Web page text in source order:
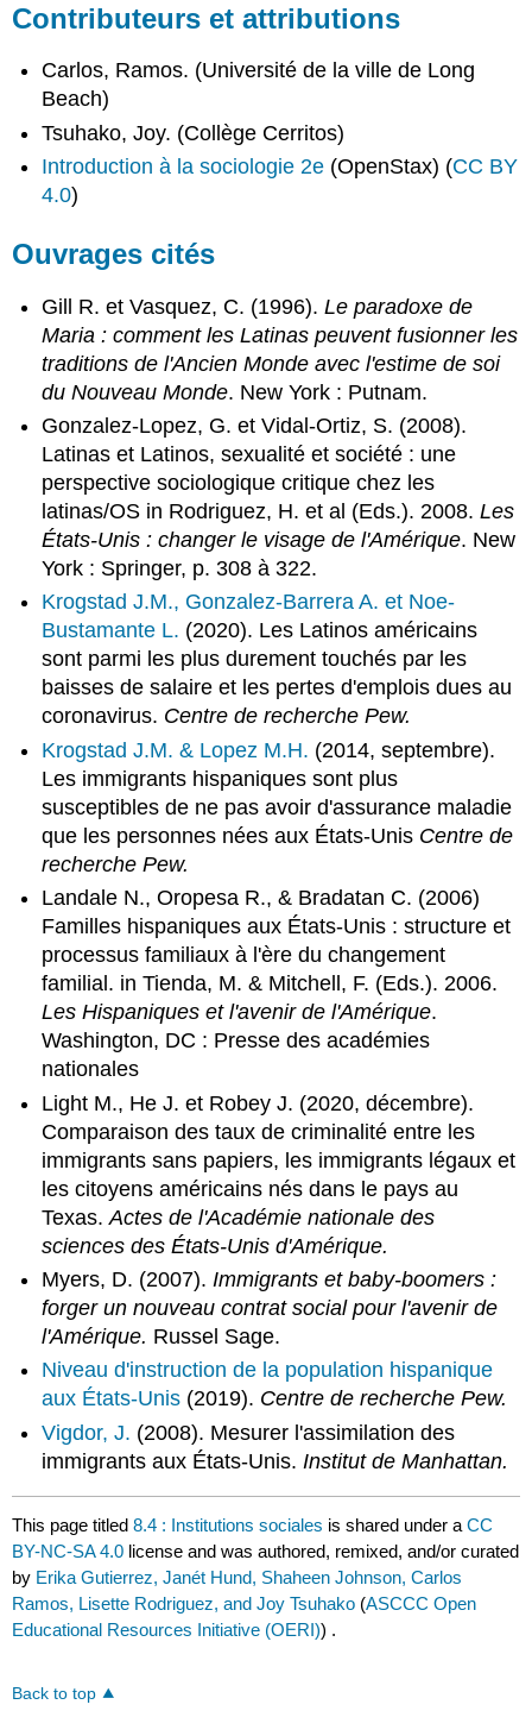
Contributeurs et attributions
Carlos, Ramos. (Université de la ville de Long
Beach)
Tsuhako, Joy. (Collège Cerritos)
Introduction à la sociologie 2e (OpenStax) (CC BY
4.0)
Ouvrages cités
Gill R. et Vasquez, C. (1996).Le paradoxe de
Maria : comment les Latinas peuvent fusionner les
traditions de l'Ancien Monde avec l'estime de soi
du Nouveau Monde. New York : Putnam.
Gonzalez-Lopez, G. et Vidal-Ortiz, S. (2008).
Latinas et Latinos, sexualité et société : une
perspective sociologique critique chez les
latinas/OS in Rodriguez, H. et al (Eds.). 2008.Les
États-Unis : changer le visage de l'Amérique. New
York : Springer, p. 308 à 322.
Krogstad J.M., Gonzalez-Barrera A. et Noe-
Bustamante L. (2020). Les Latinos américains
sont parmi les plus durement touchés par les
baisses de salaire et les pertes d'emplois dues au
coronavirus. Centre de recherche Pew.
Krogstad J.M. & Lopez M.H. (2014, septembre).
Les immigrants hispaniques sont plus
susceptibles de ne pas avoir d'assurance maladie
que les personnes nées aux États-Unis Centre de
recherche Pew.
Landale N., Oropesa R., & Bradatan C. (2006)
Familles hispaniques aux États-Unis : structure et
processus familiaux à l'ère du changement
familial. in Tienda, M. & Mitchell, F. (Eds.). 2006.
Les Hispaniques et l'avenir de l'Amérique.
Washington, DC : Presse des académies
nationales
Light M., He J. et Robey J. (2020, décembre).
Comparaison des taux de criminalité entre les
immigrants sans papiers, les immigrants légaux et
les citoyens américains nés dans le pays au
Texas.Actes de l'Académie nationale des
sciences des États-Unis d'Amérique.
Myers, D. (2007). Immigrants et baby-boomers :
forger un nouveau contrat social pour l'avenir de
l'Amérique. Russel Sage.
Niveau d'instruction de la population hispanique
aux États-Unis (2019). Centre de recherche Pew.
Vigdor, J. (2008). Mesurer l'assimilation des
immigrants aux États-Unis. Institut de Manhattan.
This page titled8.4 : Institutions sociales is shared under aCC
BY-NC-SA 4.0 license and was authored, remixed, and/or curated
by Erika Gutierrez, Janét Hund, Shaheen Johnson, Carlos
Ramos, Lisette Rodriguez, and Joy Tsuhako (ASCCC Open
Educational Resources Initiative (OERI)) .
Back to top